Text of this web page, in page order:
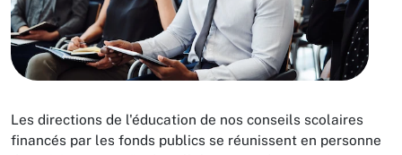
Les directions de l'éducation de nos conseils scolaires
financés par les fonds publics se réunissent en personne